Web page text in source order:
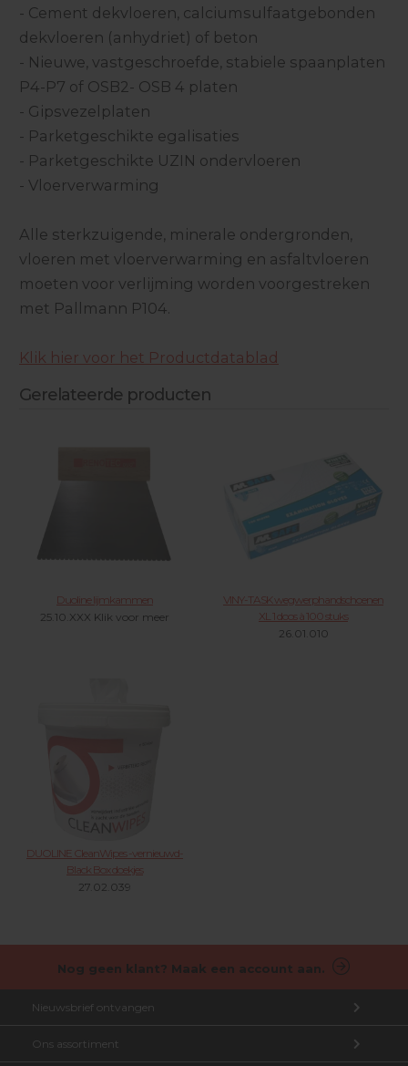
- Cement dekvloeren, calciumsulfaatgebonden
dekvloeren (anhydriet) of beton
- Nieuwe, vastgeschroefde, stabiele spaanplaten
P4-P7 of OSB2- OSB 4 platen
- Gipsvezelplaten
- Parketgeschikte egalisaties
- Parketgeschikte UZIN ondervloeren
- Vloerverwarming
Alle sterkzuigende, minerale ondergronden,
vloeren met vloerverwarming en asfaltvloeren
moeten voor verlijming worden voorgestreken
met Pallmann P104.
Klik hier voor het Productdatablad
Gerelateerde producten
Duoline lijmkammen
25.10.XXX Klik voor meer
VINY-TASK wegwerphandschoenen
XL 1 doos à 100 stuks
26.01.010
DUOLINE CleanWipes -vernieuwd-
Black Box doekjes
27.02.039
Nog geen klant? Maak een account aan.
Nieuwsbrief ontvangen
Aanmelden nieuwsbrief
Ons assortiment